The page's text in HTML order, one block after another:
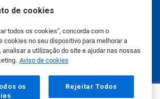
de cookies
todos os cookies", concorda com o
cookies no seu dispositivo para melhorar a
analisar a utilização do site e ajudar nas nossas
Aviso de cookies
os
Rejeitar Todos
de Segurança de Produtos
de Privacidade